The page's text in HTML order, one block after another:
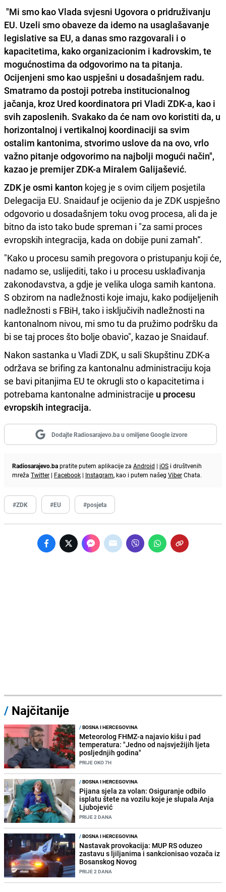
"Mi smo kao Vlada svjesni Ugovora o pridruživanju
EU. Uzeli smo obaveze da idemo na usaglašavanje
legislative sa EU, a danas smo razgovarali i o
kapacitetima, kako organizacionim i kadrovskim, te
mogućnostima da odgovorimo na ta pitanja.
Ocijenjeni smo kao uspješni u dosadašnjem radu.
Smatramo da postoji potreba institucionalnog
jačanja, kroz Ured koordinatora pri Vladi ZDK-a, kao i
svih zaposlenih. Svakako da će nam ovo koristiti da, u
horizontalnoj i vertikalnoj koordinaciji sa svim
ostalim kantonima, stvorimo uslove da na ovo, vrlo
važno pitanje odgovorimo na najbolji mogući način",
kazao je premijer ZDK-a Miralem Galijašević.
ZDK je osmi kanton kojeg je s ovim ciljem posjetila
Delegacija EU. Snaidauf je ocijenio da je ZDK uspješno
odgovorio u dosadašnjem toku ovog procesa, ali da je
bitno da isto tako bude spreman i "za sami proces
evropskih integracija, kada on dobije puni zamah“.
"Kako u procesu samih pregovora o pristupanju koji će,
nadamo se, uslijediti, tako i u procesu usklađivanja
zakonodavstva, a gdje je velika uloga samih kantona.
S obzirom na nadležnosti koje imaju, kako podijeljenih
nadležnosti s FBiH, tako i isključivih nadležnosti na
kantonalnom nivou, mi smo tu da pružimo podršku da
bi se taj proces što bolje obavio", kazao je Snaidauf.
Nakon sastanka u Vladi ZDK, u sali Skupštinu ZDK-a
održava se brifing za kantonalnu administraciju koja
se bavi pitanjima EU te okrugli sto o kapacitetima i
potrebama kantonalne administracije u procesu
evropskih integracija.
Dodajte Radiosarajevo.ba u omiljene Google izvore
Radiosarajevo.bapratite putem aplikacije za Android | iOS i društvenih
mreža Twitter | Facebook | Instagram, kao i putem našeg ViberChata.
#ZDK #EU #posjeta
/ Najčitanije
/BOSNA I HERCEGOVINA
Meteorolog FHMZ-a najavio kišu i pad
temperatura: "Jedno od najsvježijih ljeta
posljednjih godina"
PRIJE OKO 7H
/BOSNA I HERCEGOVINA
Pijana sjela za volan: Osiguranje odbilo
isplatu štete na vozilu koje je slupala Anja
Ljubojević
PRIJE 2 DANA
/BOSNA I HERCEGOVINA
Nastavak provokacija: MUP RS oduzeo
zastavu s ljiljanima i sankcionisao vozača iz
Bosanskog Novog
PRIJE 2 DANA